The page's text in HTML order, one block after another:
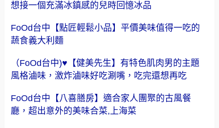
想接一個充滿冰鎮感的兒時回憶冰品
FoOd台中【點匠輕鬆小品】平價美味值得一吃的
蔬食義大利麵
（FoOd台中)♥【健美先生】有特色肌肉男的主題
風格滷味，激炸滷味好吃涮嘴，吃完還想再吃
FoOd台中【八喜膳房】適合家人團聚的古風餐
廳，超出意外的美味合菜,上海菜